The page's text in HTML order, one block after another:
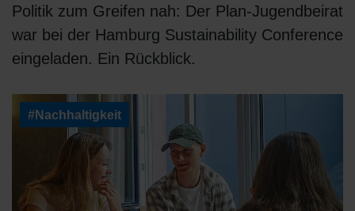
Politik zum Greifen nah: Der Plan-Jugendbeirat
war bei der Hamburg Sustainability Conference
eingeladen. Ein Rückblick.
#Nachhaltigkeit